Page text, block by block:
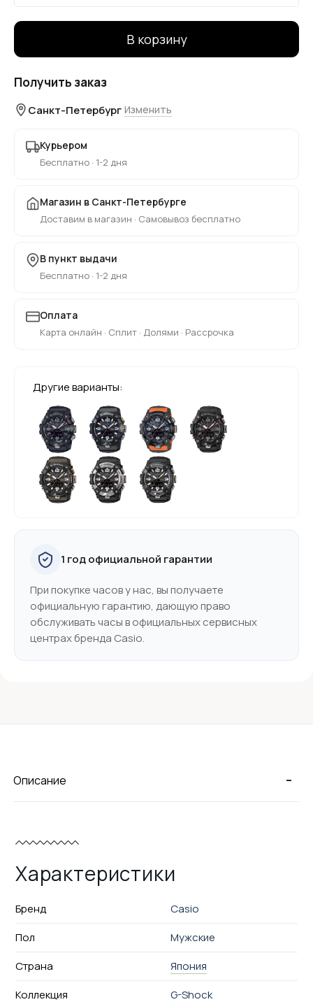
В корзину
Получить заказ
Санкт-Петербург Изменить
Курьером
Бесплатно · 1-2 дня
Магазин в Санкт-Петербурге
Доставим в магазин · Самовывоз бесплатно
В пункт выдачи
Бесплатно · 1-2 дня
Оплата
Карта онлайн · Сплит · Долями · Рассрочка
Другие варианты:
1 год официальной гарантии
При покупке часов у нас, вы получаете
официальную гарантию, дающую право
обслуживать часы в официальных сервисных
центрах бренда Casio.
-
Описание
Характеристики
Бренд
Casio
Пол
Мужские
Страна
Япония
Коллекция
G-Shock